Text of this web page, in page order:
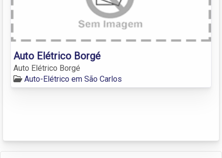
Auto Elétrico Borgé
Auto Elétrico Borgé
Auto-Elétrico em São Carlos